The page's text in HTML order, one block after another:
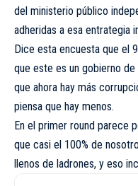
del ministerio público
adheridas a esa entrategia
Dice esta encuesta que el
que este es un gobierno
que ahora hay más
piensa que hay menos.
En el primer round parece
que casi el 100% de
llenos de ladrones, y eso